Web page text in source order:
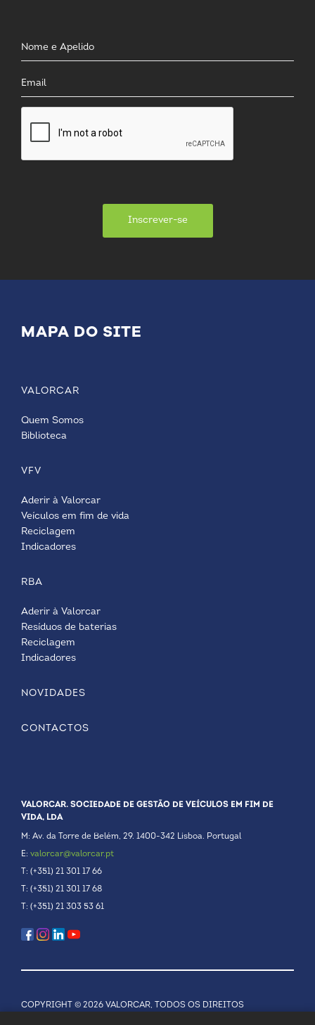
Inscrever-se
MAPA DO SITE
VALORCAR
Quem Somos
Biblioteca
VFV
Aderir à Valorcar
Veículos em fim de vida
Reciclagem
Indicadores
RBA
Aderir à Valorcar
Resíduos de baterias
Reciclagem
Indicadores
NOVIDADES
CONTACTOS
VALORCAR. SOCIEDADE DE GESTÃO DE VEÍCULOS EM FIM DE
VIDA, LDA
M: Av. da Torre de Belém, 29. 1400-342 Lisboa. Portugal
E: valorcar@valorcar.pt
T: (+351) 21 301 17 66
T: (+351) 21 301 17 68
T: (+351) 21 303 53 61
COPYRIGHT © 2026 VALORCAR, TODOS OS DIREITOS